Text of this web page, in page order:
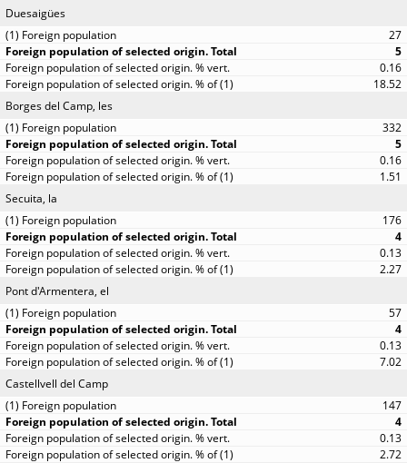
Duesaigües
27
5
0.16
18.52
Borges del Camp, les
332
5
0.16
1.51
Secuita, la
176
4
0.13
2.27
Pont d'Armentera, el
57
4
0.13
7.02
Castellvell del Camp
147
4
0.13
2.72